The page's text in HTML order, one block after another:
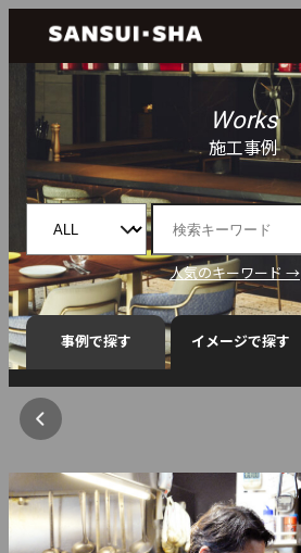
Works
施工事例
人気のキーワード →
事例で探す イメージで探す